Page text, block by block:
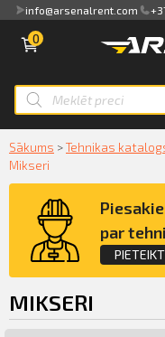
info@arsenalrent.com
0
VEIKALS
JAUNA TEHNIKA
MAZLIETOTA
NOMA
PAKALPOJUMI
KLIENTIEM
Akti, atlikumi objektos
Piedāvājumi
Maksājumu saraksts
Kredītlimita bilance
Sākums >Tehnikas
Mikseri
par
Pieteikties
MIKSERI